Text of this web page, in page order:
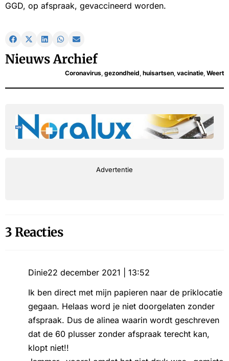
GGD, op afspraak, gevaccineerd worden.
Nieuws Archief
Coronavirus, gezondheid, huisartsen, vacinatie, Weert
Advertentie
3 Reacties
Dinie22 december 2021 | 13:52
Ik ben direct met mijn papieren naar de priklocatie
gegaan. Helaas word je niet doorgelaten zonder
afspraak. Dus de alinea waarin wordt geschreven
dat de 60 plusser zonder afspraak terecht kan,
klopt niet!!